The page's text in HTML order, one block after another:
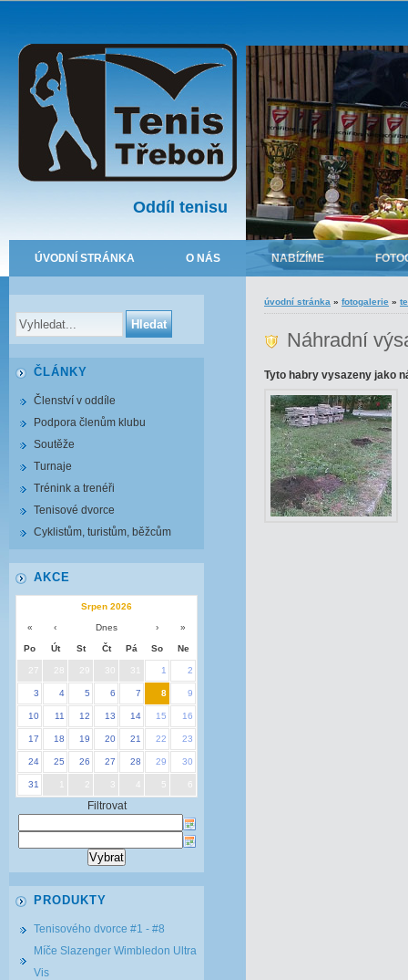
Oddíl tenisu
ÚVODNÍ STRÁNKA O NÁS NABÍZÍME
úvodní stránka » fotogalerie »
Náhradní
Tyto habry vysazeny jako
ČLÁNKY
Členství v oddíle
Podpora členům klubu
Soutěže
Turnaje
Trénink a trenéři
Tenisové dvorce
Cyklistům, turistům, běžcům
AKCE
Srpen 2026
« ‹ Dnes › »
Po Út St Čt Pá So Ne
27 29 30 31 1 2
3 4 5 6 7 8 9
10 11 12 13 14 15 16
17 18 19 20 21 22 23
24 25 26 27 28 29 30
31 3 5
Filtrovat
PRODUKTY
Tenisového dvorce #1 - #8
Míče Slazenger Wimbledon Ultra
Vis